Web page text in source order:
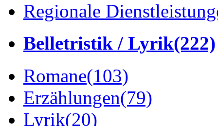
Regionale
Belletristik / Lyrik(222)
Romane(103)
Erzählungen(79)
Lyrik(20)